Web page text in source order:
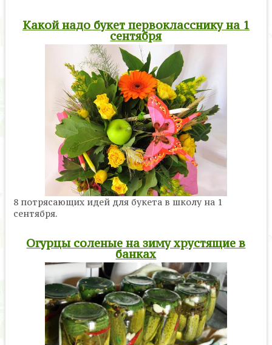
Какой надо букет первокласснику на 1
сентября
8 потрясающих идей для букета в школу на 1
сентября.
Огурцы соленые на зиму хрустящие в
банках